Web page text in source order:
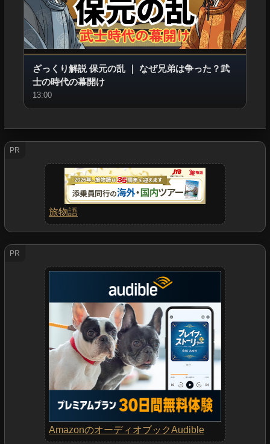
ざっくり解説 保元の乱｜ なぜ兄弟は争った？武
士の時代の幕開け
13:00
PR
旅物語
PR
AmazonのオーディオブックAudible